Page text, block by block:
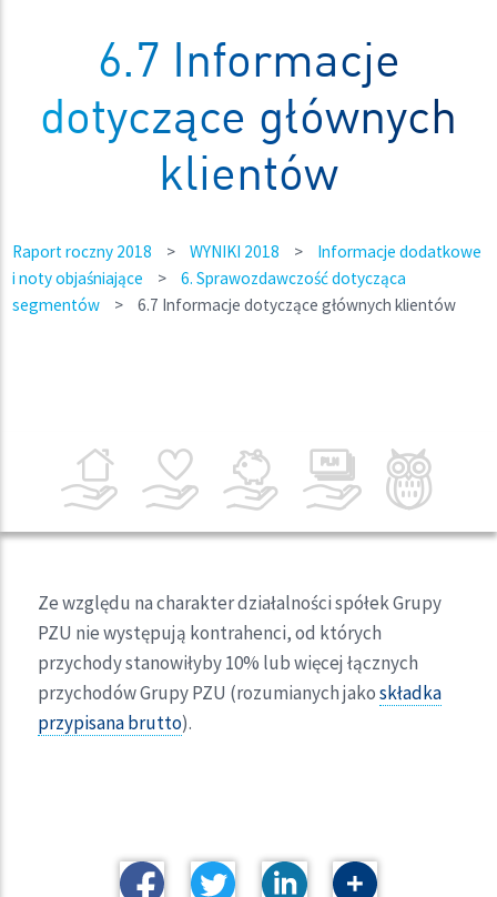
6.7 Informacje
dotyczące głównych
klientów
Raport roczny 2018 > WYNIKI 2018 >
Informacje dodatkowe
i noty objaśniające
>
6. Sprawozdawczość dotycząca
segmentów
> 6.7 Informacje dotyczące głównych klientów
Ze względu na charakter działalności spółek Grupy
PZU nie występują kontrahenci, od których
przychody stanowiłyby 10% lub więcej łącznych
przychodów Grupy PZU (rozumianych jakoskładka
przypisana brutto).